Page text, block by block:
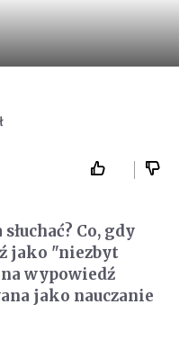
Co, gdy
jako "niezbyt
wypowiedź
jako nauczanie